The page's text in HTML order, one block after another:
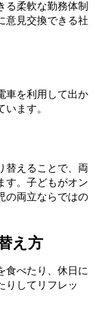
る柔軟な勤務体制
意見交換できる社
車を利用して出か
ます。
替えることで、両
す。子どもがオン
の両立ならではの
え方
食べたり、休日に
りしてリフレッ